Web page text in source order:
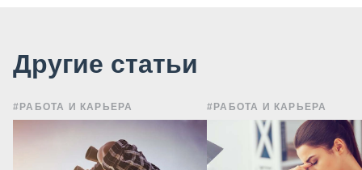
Другие статьи
#РАБОТА И КАРЬЕРА #РАБОТА И КАРЬЕРА